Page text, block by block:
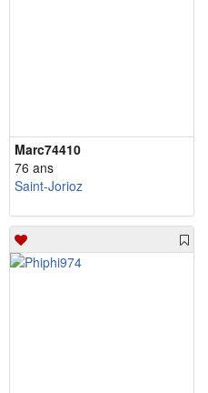
Marc74410
76 ans
Saint-Jorioz